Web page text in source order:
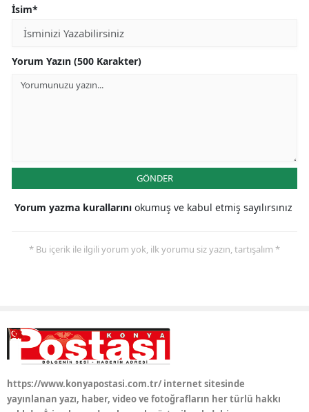
İsim*
Yorum Yazın (500 Karakter)
GÖNDER
Yorum yazma kurallarını okumuş ve kabul etmiş sayılırsınız
* Bu içerik ile ilgili yorum yok, ilk yorumu siz yazın, tartışalım *
https://www.konyapostasi.com.tr/ internet sitesinde
yayınlanan yazı, haber, video ve fotoğrafların her türlü hakkı